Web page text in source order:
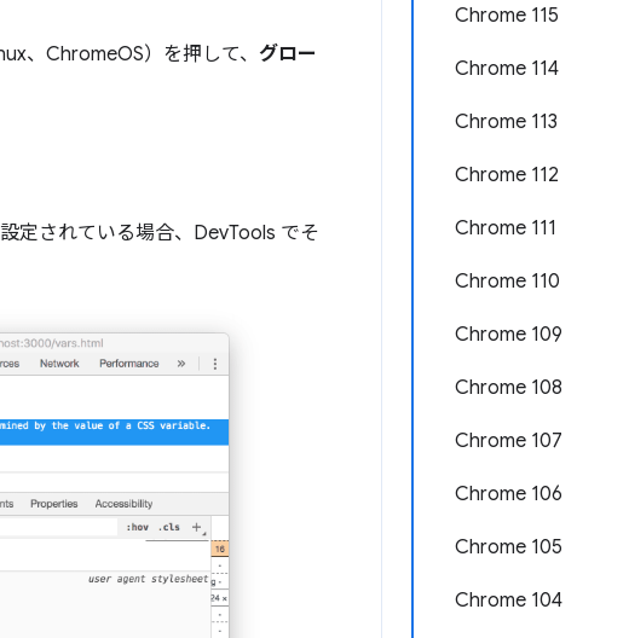
Chrome 115
Chrome 114
Chrome 113
Chrome 112
Chrome 111
Chrome 110
Chrome 109
Chrome 108
Chrome 107
Chrome 106
Chrome 105
Chrome 104
、ChromeOS）を押して、 グロー
定されている場合、DevTools でそ